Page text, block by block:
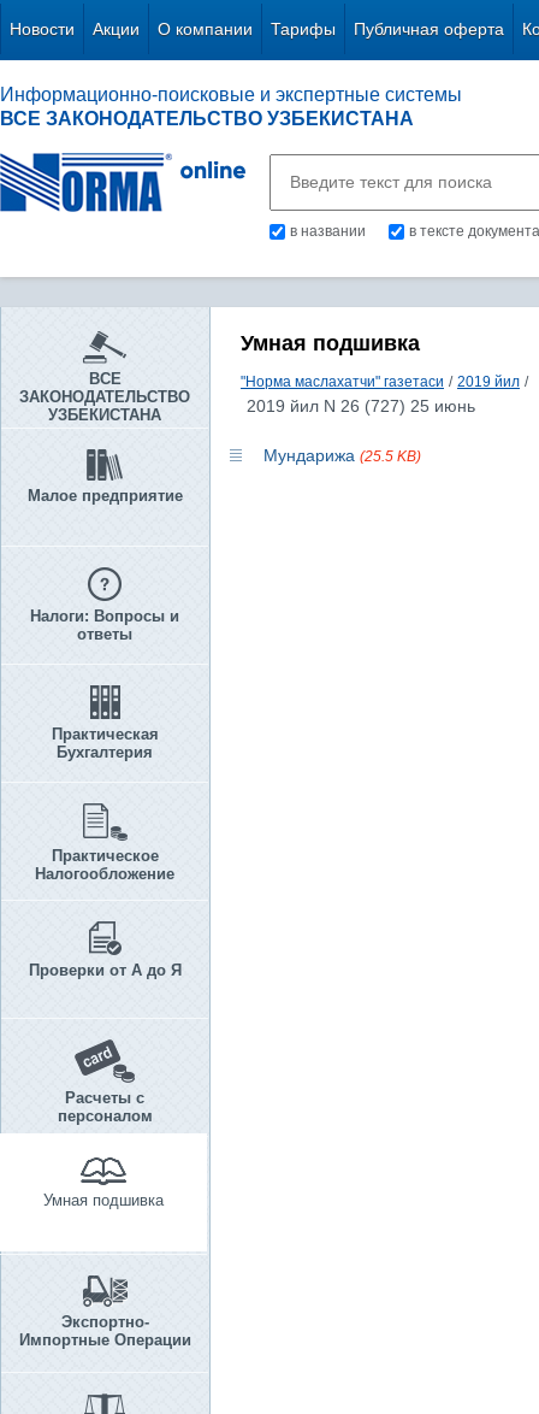
Новости Акции О компании Тарифы Публичная оферта
Информационно-поисковые и экспертные системы
ВСЕ ЗАКОНОДАТЕЛЬСТВО УЗБЕКИСТАНА
в названии в тексте документа
ВСЕ
ЗАКОНОДАТЕЛЬСТВО
УЗБЕКИСТАНА
Малое предприятие
Налоги: Вопросы и
ответы
Практическая
Бухгалтерия
Практическое
Налогообложение
Проверки от А до Я
Расчеты с
персоналом
Умная подшивка
Экспортно-
Импортные Операции
Умная подшивка
"Норма маслахатчи" газетаси / 2019 йил /
2019 йил N 26 (727) 25 июнь
Мундарижа (25.5 KB)